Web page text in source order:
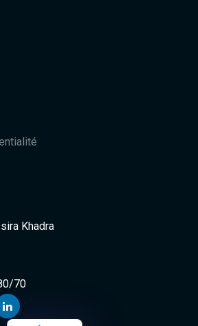
Khadra
70